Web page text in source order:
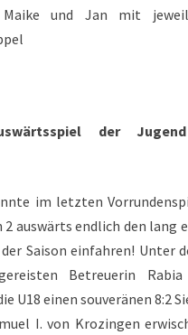
Maike und Jan mit
der
im letzten
2 auswärts endlich den lang
Saison einfahren! Unter
Betreuerin Rabia
U18 einen souveränen 8:2
I. von Krozingen